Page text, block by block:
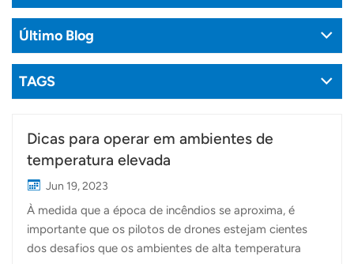
Português(Brasil)
Último Blog
TAGS
Dicas para operar em ambientes de
temperatura elevada
Jun 19, 2023
À medida que a época de incêndios se aproxima, é
importante que os pilotos de drones estejam cientes
dos desafios que os ambientes de alta temperatura